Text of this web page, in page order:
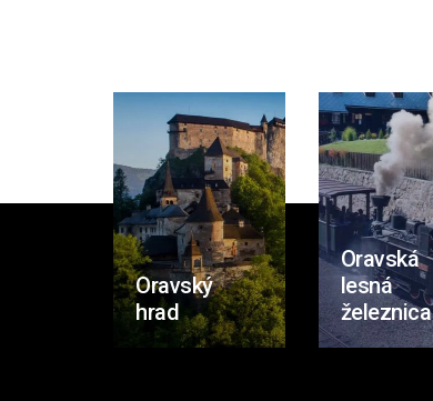
Oravský
hrad
Oravská
lesná
železnica